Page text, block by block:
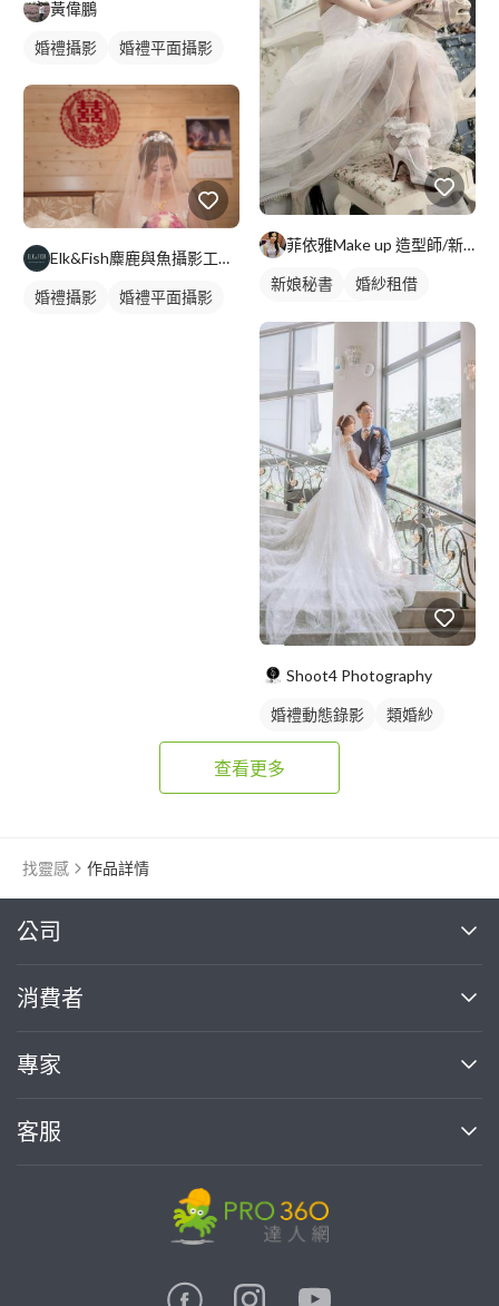
黃偉鵬
婚禮攝影 婚禮平面攝影
Elk&Fish麋鹿與魚攝影工作室
婚禮攝影 婚禮平面攝影
菲依雅Make up 造型師/新娘秘書
新娘秘書
婚紗租借
妝髮造型服務
Shoot4 Photography
婚禮動態錄影 類婚紗
查看更多
找靈感 作品詳情
公司
關於我們
部落格
加入我們
消費者
買服務
熱門服務
專家
案件中心
客服
繼續完成